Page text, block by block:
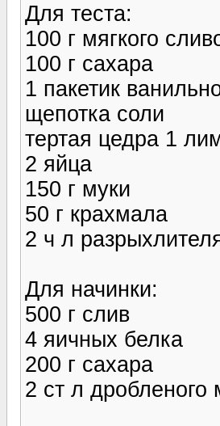
Для теста:
100 г мягкого
100 г сахара
1 пакетик
щепотка соли
тертая цедра 1
2 яйца
150 г муки
50 г крахмала
2 ч л
Для начинки:
500 г слив
4 яичных белка
200 г сахара
2 ст л дробленого